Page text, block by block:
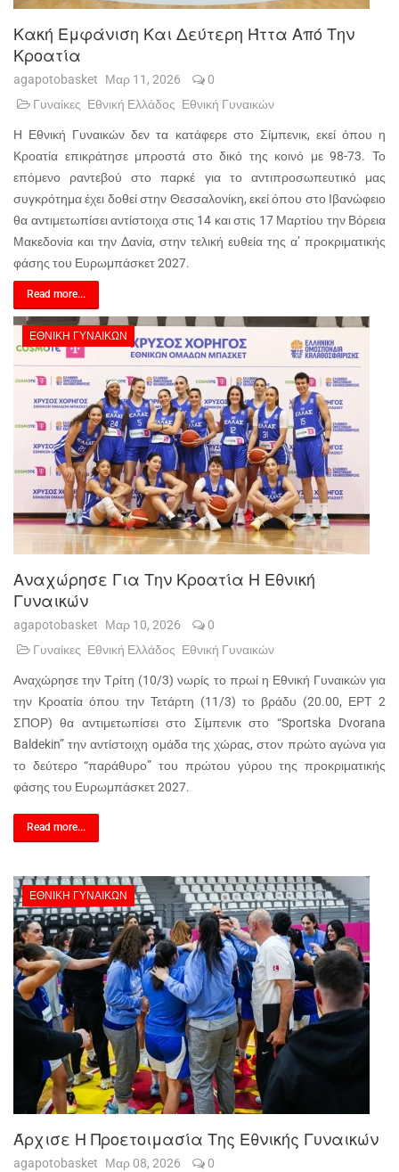
Κακή Εμφάνιση Και Δεύτερη Ήττα Από Την
Κροατία
agapotobasket Μαρ 11, 2026
0
Γυναίκες Εθνική Ελλάδος Εθνική Γυναικών
Η Εθνική Γυναικών δεν τα κατάφερε στο Σίμπενικ, εκεί όπου η
Κροατία επικράτησε μπροστά στο δικό της κοινό με 98-73. Το
επόμενο ραντεβού στο παρκέ για το αντιπροσωπευτικό μας
συγκρότημα έχει δοθεί στην Θεσσαλονίκη, εκεί όπου στο Ιβανώφειο
θα αντιμετωπίσει αντίστοιχα στις 14 και στις 17 Μαρτίου την Βόρεια
Μακεδονία και την Δανία, στην τελική ευθεία της α’ προκριματικής
φάσης του Ευρωμπάσκετ 2027.
Read more...
ΕΘΝΙΚΉ ΓΥΝΑΙΚΏΝ
Αναχώρησε Για Την Κροατία Η Εθνική
Γυναικών
agapotobasket Μαρ 10, 2026
0
Γυναίκες Εθνική Ελλάδος Εθνική Γυναικών
Αναχώρησε την Τρίτη (10/3) νωρίς το πρωί η Εθνική Γυναικών για
την Κροατία όπου την Τετάρτη (11/3) το βράδυ (20.00, ΕΡΤ 2
ΣΠΟΡ) θα αντιμετωπίσει στο Σίμπενικ στο “Sportska Dvorana
Baldekin” την αντίστοιχη ομάδα της χώρας, στον πρώτο αγώνα για
το δεύτερο “παράθυρο” του πρώτου γύρου της προκριματικής
φάσης του Ευρωμπάσκετ 2027.
Read more...
ΕΘΝΙΚΉ ΓΥΝΑΙΚΏΝ
Άρχισε Η Προετοιμασία Της Εθνικής Γυναικών
agapotobasket Μαρ 08, 2026
0